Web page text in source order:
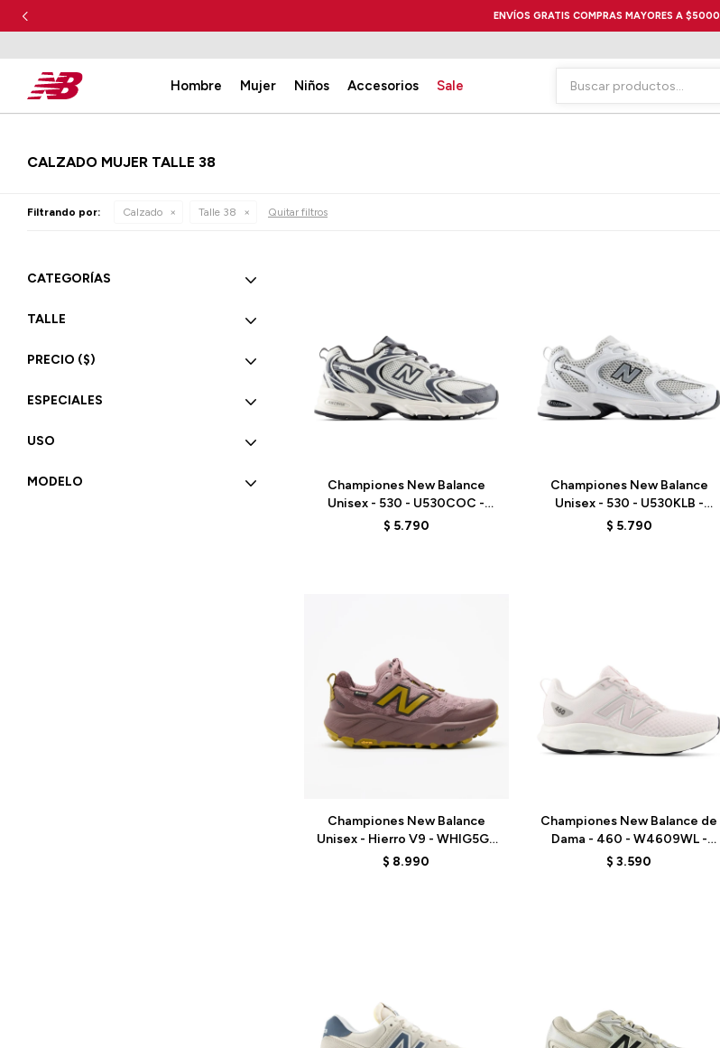
ENVÍOS GRATIS COMPRAS MAYORES A $5000
Hombre Mujer Niños Accesorios Sale
CALZADO MUJER TALLE 38
Filtrando por: Calzado Talle 38 Quitar filtros
Championes New Balance
Unisex - 530 - U530COC -
WHITE
$ 5.790
Championes New Balance
Unisex - 530 - U530KLB -
WHITE
$ 5.790
Championes New Balance
Unisex - Hierro V9 - WHIG5G3
- PINK
$ 8.990
Championes New Balance de
Dama - 460 - W4609WL -
PINK
$ 3.590
CATEGORÍAS
TALLE
PRECIO ($)
ESPECIALES
USO
MODELO